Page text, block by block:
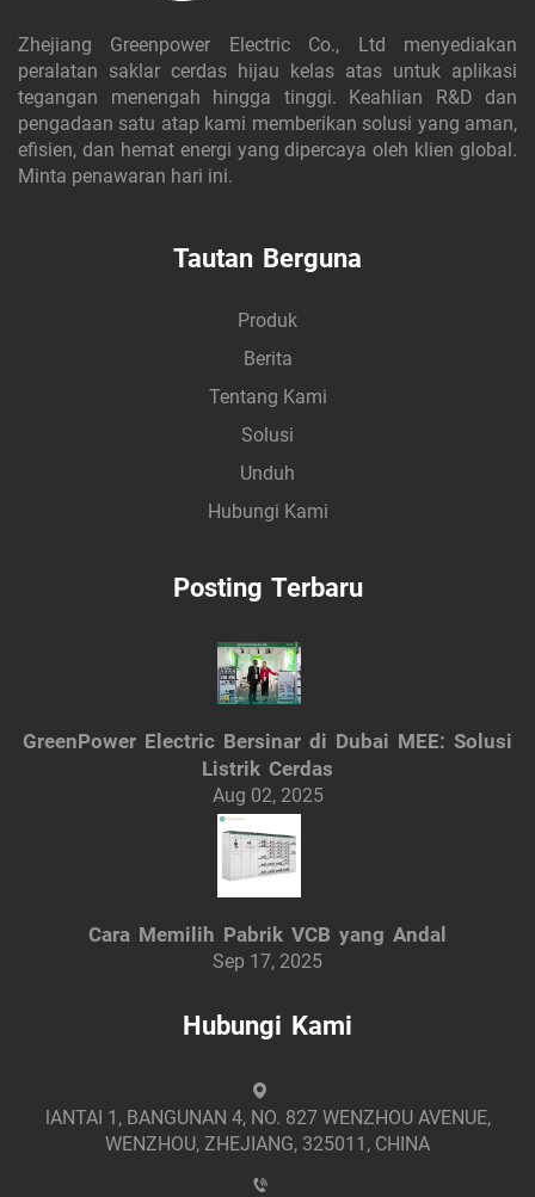
Zhejiang Greenpower Electric Co., Ltd menyediakan
peralatan saklar cerdas hijau kelas atas untuk aplikasi
tegangan menengah hingga tinggi. Keahlian R&D dan
pengadaan satu atap kami memberikan solusi yang aman,
efisien, dan hemat energi yang dipercaya oleh klien global.
Minta penawaran hari ini.
Tautan Berguna
Produk
Berita
Tentang Kami
Solusi
Unduh
Hubungi Kami
Posting Terbaru
GreenPower Electric Bersinar di Dubai MEE: Solusi
Listrik Cerdas
Aug 02, 2025
Cara Memilih Pabrik VCB yang Andal
Sep 17, 2025
Hubungi Kami
lANTAI 1, BANGUNAN 4, NO. 827 WENZHOU AVENUE,
WENZHOU, ZHEJIANG, 325011, CHINA